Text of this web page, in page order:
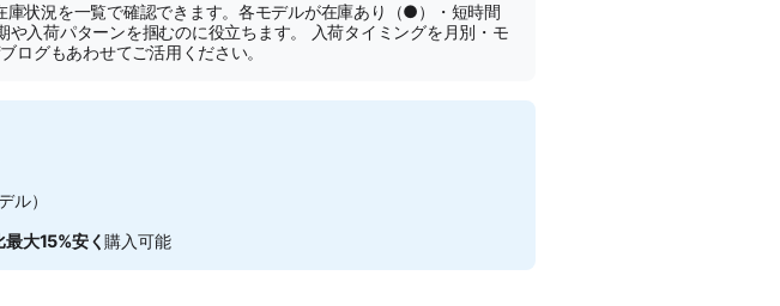
庫状況を一覧で確認できます。各モデルが在庫あり（●）・短時間
入荷パターンを掴むのに役立ちます。 入荷タイミングを月別・モ
グもあわせてご活用ください。
ル）
最大15%安く購入可能